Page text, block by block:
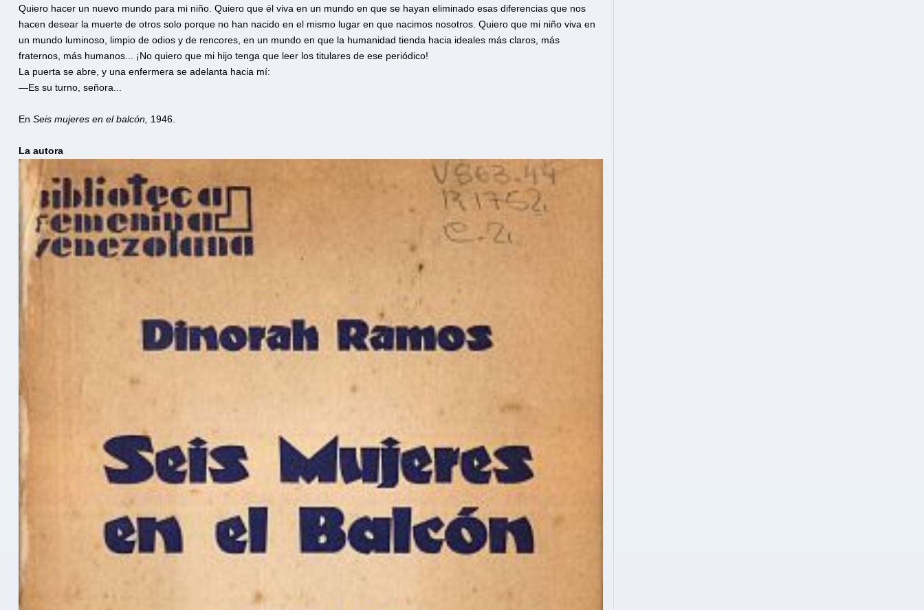
Quiero hacer un nuevo mundo para mi niño. Quiero que él viva en un mundo en que se hayan eliminado esas diferencias que nos
hacen desear la muerte de otros solo porque no han nacido en el mismo lugar en que nacimos nosotros. Quiero que mi niño viva en
un mundo luminoso, limpio de odios y de rencores, en un mundo en que la humanidad tienda hacia ideales más claros, más
fraternos, más humanos... ¡No quiero que mi hijo tenga que leer los titulares de ese periódico!
La puerta se abre, y una enfermera se adelanta hacia mí:
—Es su turno, señora...
En Seis mujeres en el balcón, 1946.
La autora